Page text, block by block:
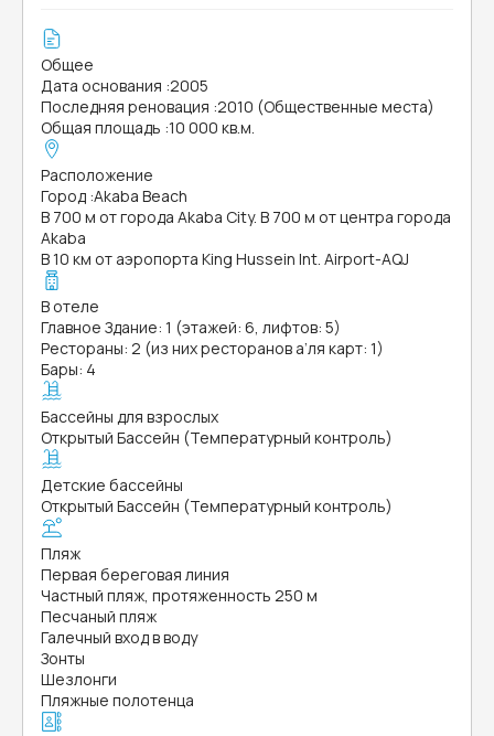
Общее
Дата основания :2005
Последняя реновация :2010 (Общественные места)
Общая площадь :10 000 кв.м.
Расположение
Город :Akaba Beach
В 700 м от города Akaba City. В 700 м от центра города
Akaba
В 10 км от аэропорта King Hussein Int. Airport-AQJ
В отеле
Главное Здание: 1 (этажей: 6, лифтов: 5)
Рестораны: 2 (из них ресторанов а’ля карт: 1)
Бары: 4
Бассейны для взрослых
Открытый Бассейн (Температурный контроль)
Детские бассейны
Открытый Бассейн (Температурный контроль)
Пляж
Первая береговая линия
Частный пляж, протяженность 250 м
Песчаный пляж
Галечный вход в воду
Зонты
Шезлонги
Пляжные полотенца